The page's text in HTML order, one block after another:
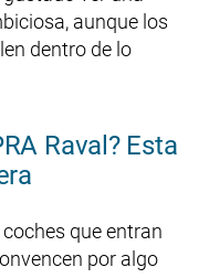
aunque los
dentro de lo
Raval? Esta
coches que entran
por algo